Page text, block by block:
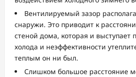
Вентилируемый зазор
снаружи. Это приводит к
стеной дома, которая и выступает
холода и неэффективности
теплым он ни был.
Слишком большое расстояние